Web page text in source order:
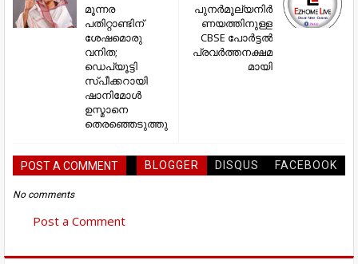
പുനർമൂല്യനിർ
ണയത്തിനുള്ള
CBSE പോർട്ടൽ
പ്രവർത്തനക്ഷമ
മായി
മൂന്നര
പതിറ്റാണ്ടിന്
ശേഷമൊരു
വനിത;
ഡെപ്യൂട്ടി
സ്പീക്കറായി
ഷാനിമോള്‍
ഉസ്മാനെ
തെരഞ്ഞെടുത്തു
POST A COMMENT BLOGGER DISQUS FACEBOOK
No comments
Post a Comment